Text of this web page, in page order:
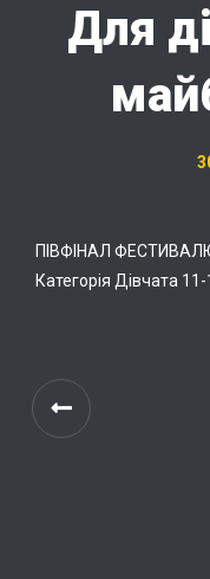
Для
ПІВФІНАЛ
Категорія Дівчата 11-